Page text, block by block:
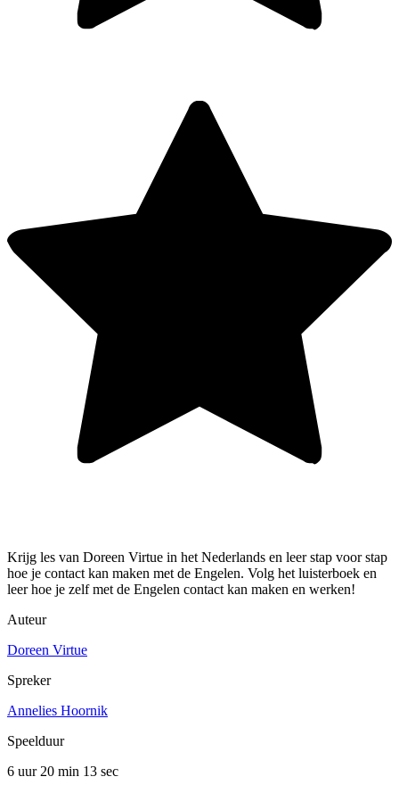
Krijg les van Doreen Virtue in het Nederlands en leer stap voor stap
hoe je contact kan maken met de Engelen. Volg het luisterboek en
leer hoe je zelf met de Engelen contact kan maken en werken!
Auteur
Doreen Virtue
Spreker
Annelies Hoornik
Speelduur
6 uur 20 min 13 sec